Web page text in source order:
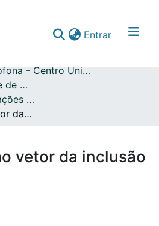
Entrar(current)
ULusófona - Centro Universitário de Lisboa
FCSEA - Faculdade de Ciências Sociais, Educação e Administração
__FCSEA - Dissertações de Mestrado
O museu como vetor da inclusão cultural
vetor da inclusão